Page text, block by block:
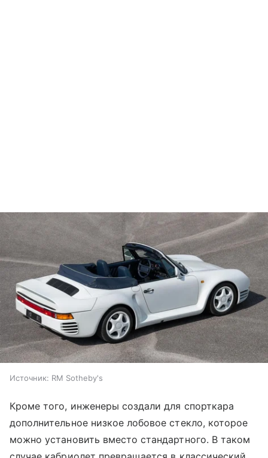
Источник: RM Sotheby's
Кроме того, инженеры создали для спорткара
дополнительное низкое лобовое стекло, которое
можно установить вместо стандартного. В таком